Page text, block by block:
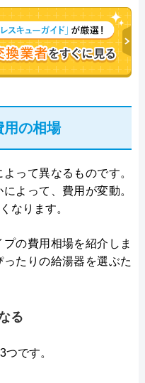
頼される「給湯器」のスペシ
用の相場
って異なるものです。
よって、費用が変動。
なります。
の費用相場を紹介しま
たりの給湯器を選ぶた
る
です。